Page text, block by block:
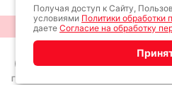
Главная
Разработка сайта:
Получая доступ к Сайту,
условиями Политики обработки
даетеСогласие на обработку